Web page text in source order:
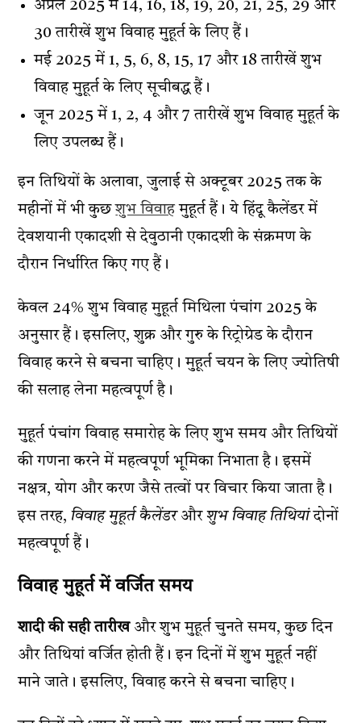
अप्रैल 2025 में 14, 16, 18, 19, 20, 21, 25, 29 और
30 तारीखें शुभ विवाह मुहूर्त के लिए हैं।
मई 2025 में 1, 5, 6, 8, 15, 17 और 18 तारीखें शुभ
विवाह मुहूर्त के लिए सूचीबद्ध हैं।
जून 2025 में 1, 2, 4 और 7 तारीखें शुभ विवाह मुहूर्त के
लिए उपलब्ध हैं।
इन तिथियों के अलावा, जुलाई से अक्टूबर 2025 तक के
महीनों में भी कुछशुभ विवाहमुहूर्त हैं। ये हिंदू कैलेंडर में
देवशयानी एकादशी से देवुठानी एकादशी के संक्रमण के
दौरान निर्धारित किए गए हैं।
केवल 24% शुभ विवाह मुहूर्त मिथिला पंचांग 2025 के
अनुसार हैं। इसलिए, शुक्र और गुरु के रिट्रोग्रेड के दौरान
विवाह करने से बचना चाहिए। मुहूर्त चयन के लिए ज्योतिषी
की सलाह लेना महत्वपूर्ण है।
मुहूर्त पंचांग विवाह समारोह के लिए शुभ समय और तिथियों
की गणना करने में महत्वपूर्ण भूमिका निभाता है। इसमें
नक्षत्र, योग और करण जैसे तत्वों पर विचार किया जाता है।
इस तरह, विवाह मुहूर्त कैलेंडरऔर शुभ विवाह तिथियांदोनों
महत्वपूर्ण हैं।
विवाह मुहूर्त में वर्जित समय
शादी की सही तारीखऔर शुभ मुहूर्त चुनते समय, कुछ दिन
और तिथियां वर्जित होती हैं। इन दिनों में शुभ मुहूर्त नहीं
माने जाते। इसलिए, विवाह करने से बचना चाहिए।